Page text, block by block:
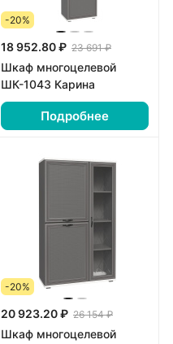
-20%
18 952.80 ₽ 23 691 ₽
Шкаф многоцелевой
ШК-1043 Карина
Подробнее
-20%
20 923.20 ₽ 26 154 ₽
Шкаф многоцелевой